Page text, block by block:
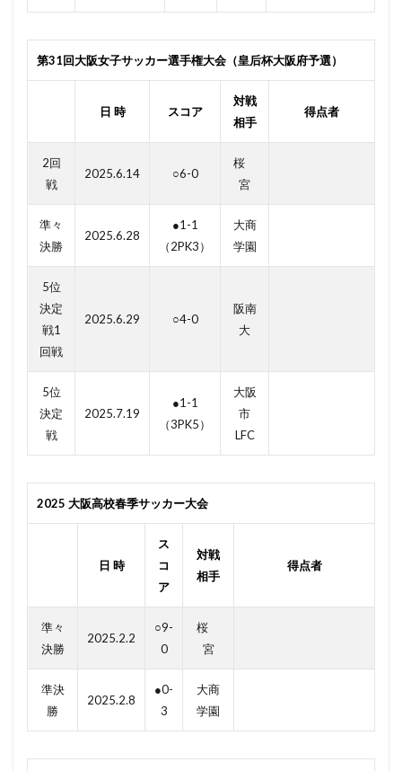
第31回大阪女子サッカー選手権大会（皇后杯大阪府予選）
日 時 スコア
対戦
相手
得点者
2回
戦
2025.6.14 ○6-0
桜
宮
準々
決勝
2025.6.28
●1-1
（2PK3）
大商
学園
5位
決定
戦1
回戦
2025.6.29 ○4-0
阪南
大
5位
決定
戦
2025.7.19
●1-1
（3PK5）
大阪
市
LFC
2025 大阪高校春季サッカー大会
日 時
ス
コ
ア
対戦
相手
得点者
準々
決勝
2025.2.2
○9-
0
桜
宮
準決
勝
2025.2.8
●0-
3
大商
学園